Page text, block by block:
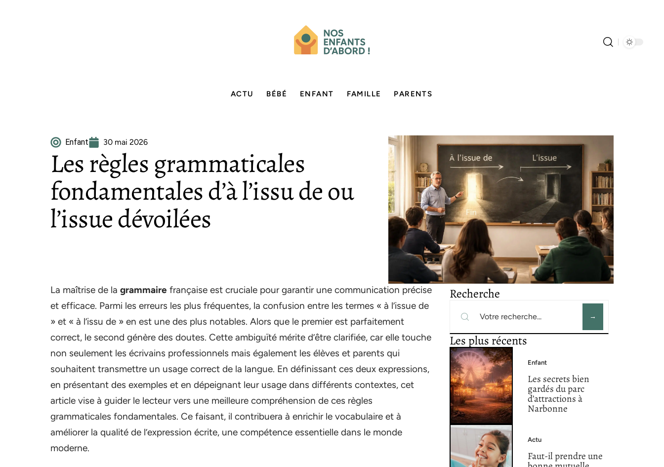
ACTU BÉBÉ ENFANT FAMILLE PARENTS
Enfant 30 mai 2026
Les règles grammaticales
fondamentales d’à l’issu de ou
l’issue dévoilées
La maîtrise de la grammaire française est cruciale pour garantir une communication précise
et efficace. Parmi les erreurs les plus fréquentes, la confusion entre les termes « à l’issue de
» et « à l’issu de » en est une des plus notables. Alors que le premier est parfaitement
correct, le second génère des doutes. Cette ambiguïté mérite d’être clarifiée, car elle touche
non seulement les écrivains professionnels mais également les élèves et parents qui
souhaitent transmettre un usage correct de la langue. En définissant ces deux expressions,
en présentant des exemples et en dépeignant leur usage dans différents contextes, cet
article vise à guider le lecteur vers une meilleure compréhension de ces règles
grammaticales fondamentales. Ce faisant, il contribuera à enrichir le vocabulaire et à
améliorer la qualité de l’expression écrite, une compétence essentielle dans le monde
moderne.
Recherche
Les plus récents
Enfant
Les secrets bien
gardés du parc
d’attractions à
Narbonne
Actu
Faut-il prendre une